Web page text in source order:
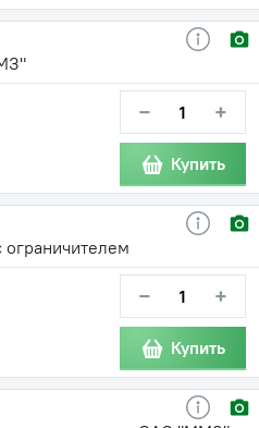
− +
Купить
ограничителем
− +
Купить